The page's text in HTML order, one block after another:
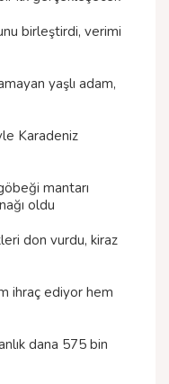
birleştirdi, verimi
yaşlı adam,
Karadeniz
mantarı
oldu
don vurdu, kiraz
ihraç ediyor hem
dana 575 bin